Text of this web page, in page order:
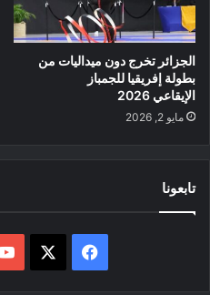
الجزائر تخرج دون ميداليات من
بطولة إفريقيا للجمباز
الإيقاعي 2026
مايو 2, 2026
تابعونا
فيسبوك